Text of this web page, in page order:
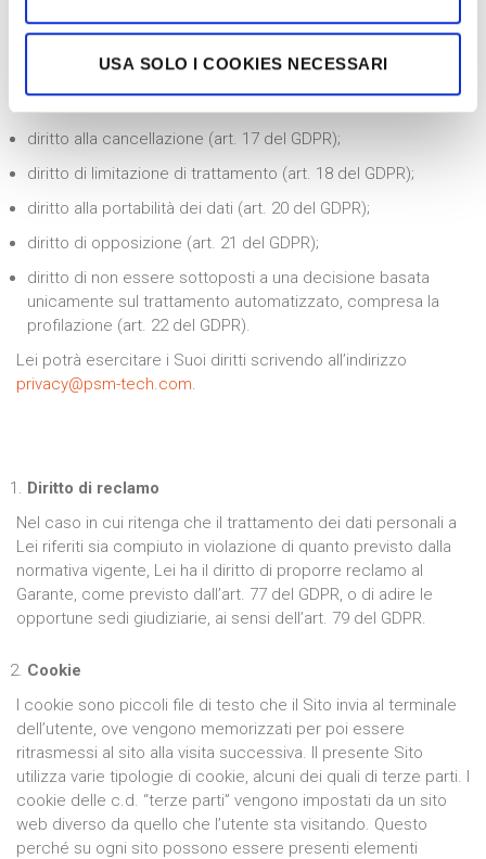
USA SOLO I COOKIES NECESSARI
limiti disciplinati dalla suddetta normativa:
diritto di accesso (art. 15 del GDPR);
diritto alla cancellazione (art. 17 del GDPR);
diritto di limitazione di trattamento (art. 18 del GDPR);
diritto alla portabilità dei dati (art. 20 del GDPR);
diritto di opposizione (art. 21 del GDPR);
diritto di non essere sottoposti a una decisione basata
unicamente sul trattamento automatizzato, compresa la
profilazione (art. 22 del GDPR).
Lei potrà esercitare i Suoi diritti scrivendo all’indirizzo
privacy@psm-tech.com.
Diritto di reclamo
Nel caso in cui ritenga che il trattamento dei dati personali a
Lei riferiti sia compiuto in violazione di quanto previsto dalla
normativa vigente, Lei ha il diritto di proporre reclamo al
Garante, come previsto dall’art. 77 del GDPR, o di adire le
opportune sedi giudiziarie, ai sensi dell’art. 79 del GDPR.
Cookie
I cookie sono piccoli file di testo che il Sito invia al terminale
dell’utente, ove vengono memorizzati per poi essere
ritrasmessi al sito alla visita successiva. Il presente Sito
utilizza varie tipologie di cookie, alcuni dei quali di terze parti. I
cookie delle c.d. “terze parti” vengono impostati da un sito
web diverso da quello che l’utente sta visitando. Questo
perché su ogni sito possono essere presenti elementi